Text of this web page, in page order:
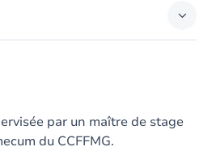
par un maître de stage
du CCFFMG.